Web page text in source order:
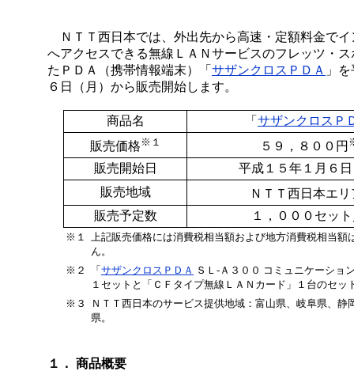
ＮＴＴ西日本では、外出先から高速・定額料金でイ
へアクセスできる無線ＬＡＮサービスのフレッツ・
たＰＤＡ（携帯情報端末）「 サザンクロスＰＤＡ 」
６日（月）から販売開始します。
商品名 「 サザンクロスＰ
販売価格 ※１ ５９，８００円
販売開始日
平成１５年１月６
販売地域
ＮＴＴ西日本エリ
販売予定数
１，０００セッ
※１ 上記販売価格には消費税相当額および地方消費税相当額
ん。
※２
「 サザンクロスＰＤＡ ＳＬ-Ａ３００ コミュニケーショ
１セットと「ＣＦタイプ無線ＬＡＮカード」１台のセッ
※３
ＮＴＴ西日本のサービス提供地域：富山県、岐阜県、静
県。
１． 商品概要